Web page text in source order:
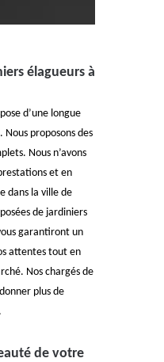
élagueurs à
d’une longue
proposons des
Nous n’avons
et en
dans la ville de
de jardiniers
garantiront un
attentes tout en
Nos chargés de
plus de
de votre